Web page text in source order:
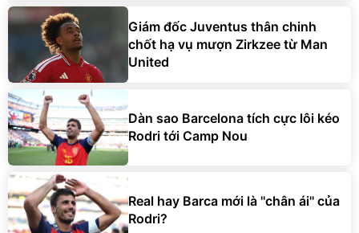
Giám đốc Juventus thân chinh
chốt hạ vụ mượn Zirkzee từ Man
United
Dàn sao Barcelona tích cực lôi kéo
Rodri tới Camp Nou
Real hay Barca mới là ''chân ái'' của
Rodri?